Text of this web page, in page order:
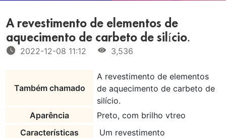
A revestimento de elementos de
aquecimento de carbeto de silício.
2022-12-08 11:12 3,536
Também chamado
A revestimento de elementos
de aquecimento de carbeto de
silício.
Aparência
Preto, com brilho vtreo
Características
Um revestimento